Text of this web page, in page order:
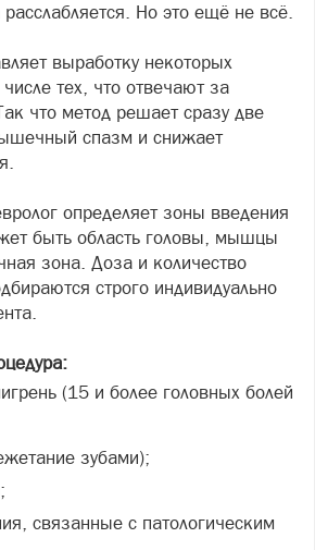
Но это ещё не всё.
выработку некоторых
тех, что отвечают за
что метод решает сразу две
спазм и снижает
определяет зоны введения
быть область головы, мышцы
зона. Доза и количество
строго индивидуально
(15 и более головных болей
зубами);
связанные с патологическим